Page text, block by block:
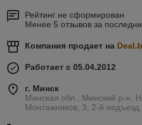
Рейтинг не сформирован
Менее 5 отзывов за
Компания продает на
Работает с 05.04.2012
г. Минск
Минская обл., Минский р-н,
Монтажников, 3, 2-й